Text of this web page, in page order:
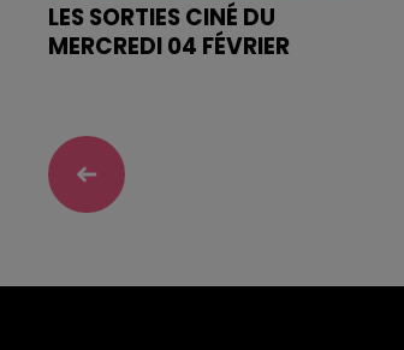
LES SORTIES CINÉ DU
MERCREDI 04 FÉVRIER
magnumlaradio.com